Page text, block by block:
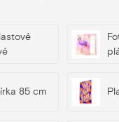
85 cm